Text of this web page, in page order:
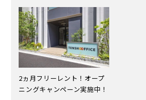
2ヵ月フリーレント！オープ
ニングキャンペーン実施中！